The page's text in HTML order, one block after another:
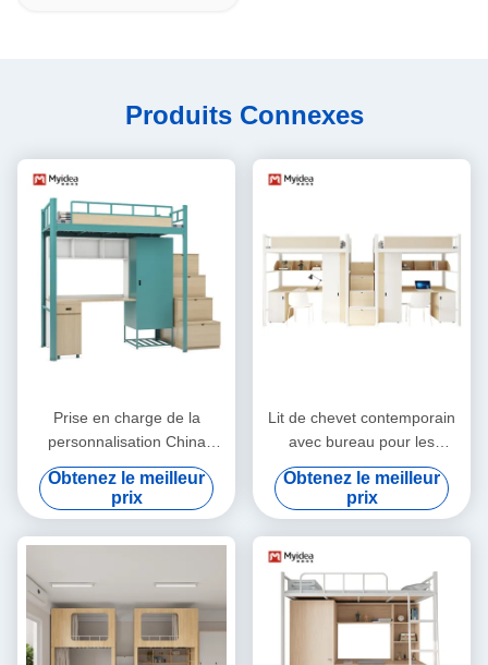
Produits Connexes
Prise en charge de la
personnalisation China
Manufacturer Capsule Bunk
Bed For Hostel Inbox
Capsule Bunk Bed With
Stairs
Obtenez le meilleur
prix
Lit de chevet contemporain
avec bureau pour les
dortoirs scolaires
Obtenez le meilleur
prix